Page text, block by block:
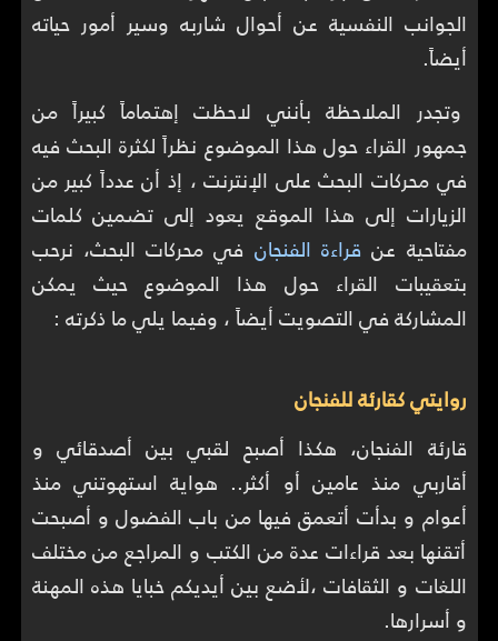
الجوانب النفسية عن أحوال شاربه وسير أمور حياته
أيضاً.
وتجدر الملاحظة بأنني لاحظت إهتماماً كبيراً من
جمهور القراء حول هذا الموضوع نظراً لكثرة البحث فيه
في محركات البحث على الإنترنت ، إذ أن عدداً كبير من
الزيارات إلى هذا الموقع يعود إلى تضمين كلمات
مفتاحية عن قراءة الفنجان في محركات البحث، نرحب
بتعقيبات القراء حول هذا الموضوع حيث يمكن
المشاركة في التصويت أيضاً ، وفيما يلي ما ذكرته :
روايتي كقارئة للفنجان
قارئة الفنجان، هكذا أصبح لقبي بين أصدقائي و
أقاربي منذ عامين أو أكثر.. هواية استهوتني منذ
أعوام و بدأت أتعمق فيها من باب الفضول و أصبحت
أتقنها بعد قراءات عدة من الكتب و المراجع من مختلف
اللغات و الثقافات ،لأضع بين أيديكم خبايا هذه المهنة
و أسرارها.